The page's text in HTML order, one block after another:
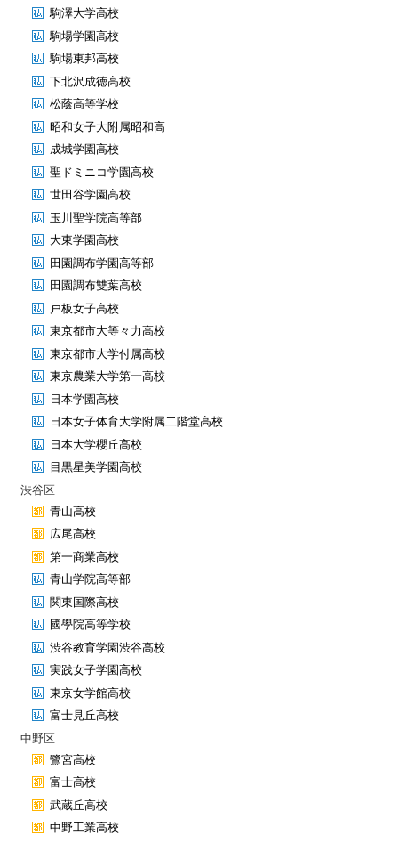
駒澤大学高校
駒場学園高校
駒場東邦高校
下北沢成徳高校
松蔭高等学校
昭和女子大附属昭和高
成城学園高校
聖ドミニコ学園高校
世田谷学園高校
玉川聖学院高等部
大東学園高校
田園調布学園高等部
田園調布雙葉高校
戸板女子高校
東京都市大等々力高校
東京都市大学付属高校
東京農業大学第一高校
日本学園高校
日本女子体育大学附属二階堂高校
日本大学櫻丘高校
目黒星美学園高校
渋谷区
青山高校
広尾高校
第一商業高校
青山学院高等部
関東国際高校
國學院高等学校
渋谷教育学園渋谷高校
実践女子学園高校
東京女学館高校
富士見丘高校
中野区
鷺宮高校
富士高校
武蔵丘高校
中野工業高校